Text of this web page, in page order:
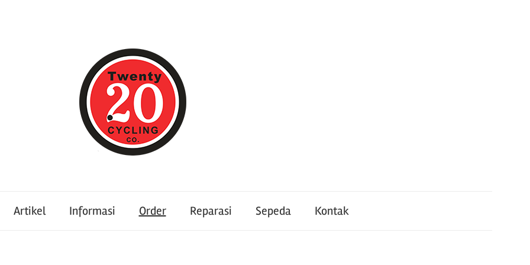
Artikel Informasi Order Reparasi Sepeda Kontak